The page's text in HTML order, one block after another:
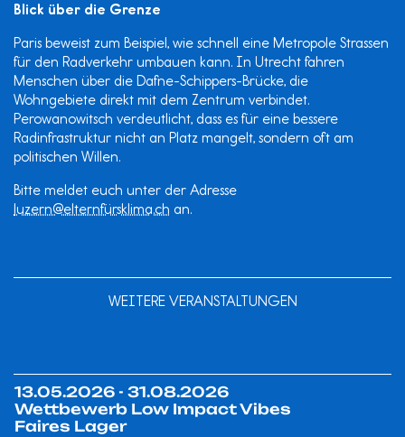
Blick über die Grenze
Paris beweist zum Beispiel, wie schnell eine Metropole Strassen
für den Radverkehr umbauen kann. In Utrecht fahren
Menschen über die Dafne-Schippers-Brücke, die
Wohngebiete direkt mit dem Zentrum verbindet.
Perowanowitsch verdeutlicht, dass es für eine bessere
Radinfrastruktur nicht an Platz mangelt, sondern oft am
politischen Willen.
Bitte meldet euch unter der Adresse
luzern@elternfürsklima.ch an.
WEITERE VERANSTALTUNGEN
13.05.2026 - 31.08.2026
Wettbewerb Low Impact Vibes
Faires Lager